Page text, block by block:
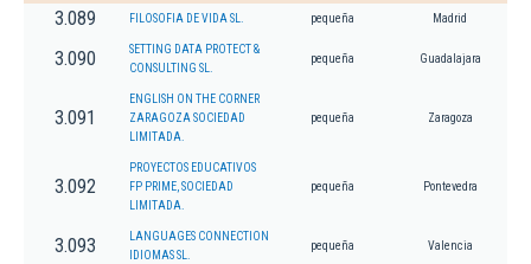
3.089 FILOSOFIA DE VIDA SL. pequeña Madrid
3.090
SETTING DATA PROTECT &
CONSULTING SL.
pequeña Guadalajara
3.091
ENGLISH ON THE CORNER
ZARAGOZA SOCIEDAD
LIMITADA.
pequeña Zaragoza
3.092
PROYECTOS EDUCATIVOS
FP PRIME, SOCIEDAD
LIMITADA.
pequeña Pontevedra
3.093
LANGUAGES CONNECTION
IDIOMAS SL.
pequeña Valencia